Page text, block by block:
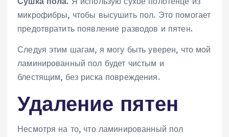
микрофибры, чтобы высушить пол. Это помогает
предотвратить появление разводов и пятен.
Следуя этим шагам, я могу быть уверен, что мой
ламинированный пол будет чистым и
блестящим, без риска повреждения.
Удаление пятен
Несмотря на то, что ламинированный пол